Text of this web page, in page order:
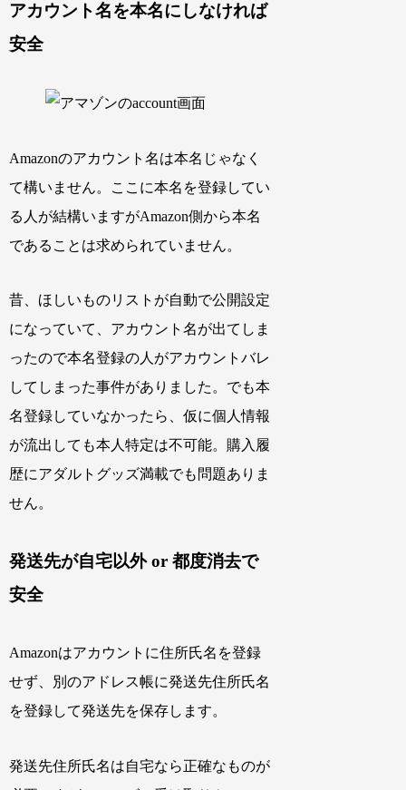
アカウント名を本名にしなければ
安全
Amazonのアカウント名は本名じゃなく
て構いません。ここに本名を登録してい
る人が結構いますがAmazon側から本名
であることは求められていません。
昔、ほしいものリストが自動で公開設定
になっていて、アカウント名が出てしま
ったので本名登録の人がアカウントバレ
してしまった事件がありました。でも本
名登録していなかったら、仮に個人情報
が流出しても本人特定は不可能。購入履
歴にアダルトグッズ満載でも問題ありま
せん。
発送先が自宅以外 or 都度消去で
安全
Amazonはアカウントに住所氏名を登録
せず、別のアドレス帳に発送先住所氏名
を登録して発送先を保存します。
発送先住所氏名は自宅なら正確なものが